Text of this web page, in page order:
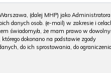
(dalej MHP) jako Administratora
danych osob. (e-mail) w zakresie i
świadomy/a, że mam prawo w
dokonano na podstawie zgody
do ich sprostowania, do ograniczenia